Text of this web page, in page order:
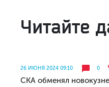
Читайте
26 ИЮНЯ 2024 09:10 0
СКА обменял